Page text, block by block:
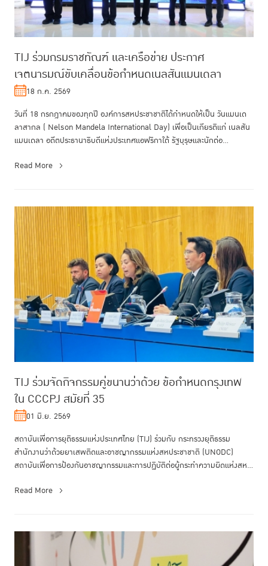
TIJ ร่วมกรมราชทัณฑ์ และเครือข่าย ประกาศ
เจตนารมณ์ขับเคลื่อนข้อกำหนดเนลสันแมนเดลา
18 ก.ค. 2569
วันที่ 18 กรกฎาคมของทุกปี องค์การสหประชาชาติได้กำหนดให้เป็น วันแมนเด
ลาสากล ( Nelson Mandela International Day) เพื่อเป็นเกียรติแก่ เนลสัน
แมนเดลา อดีตประธานาธิบดีแห่งประเทศแอฟริกาใต้ รัฐบุรุษและนักต่อ...
Read More
TIJ ร่วมจัดกิจกรรมคู่ขนานว่าด้วย ข้อกำหนดกรุงเทพ
ใน CCCPJ สมัยที่ 35
01 มิ.ย. 2569
สถาบันเพื่อการยุติธรรมแห่งประเทศไทย (TIJ) ร่วมกับ กระทรวงยุติธรรม
สำนักงานว่าด้วยยาเสพติดและอาชญากรรมแห่งสหประชาชาติ (UNODC)
สถาบันเพื่อการป้องกันอาชญากรรมและการปฏิบัติต่อผู้กระทำความผิดแห่งสห
Read More